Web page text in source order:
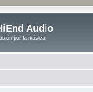
Audio
por la música